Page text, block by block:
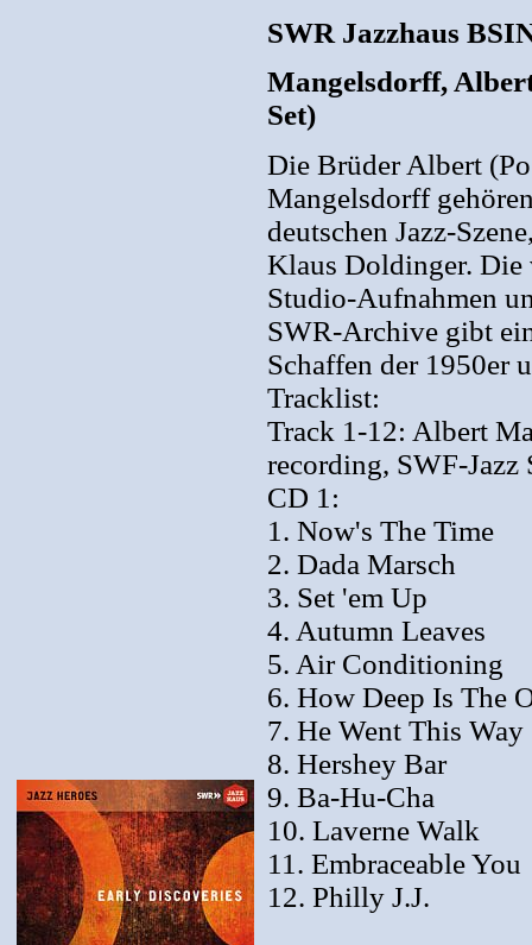
SWR Jazzhaus
Mangelsdorff,
Set)
Die Brüder Albert
Mangelsdorff
deutschen Jazz-
Klaus Doldinger. Die
Studio-Aufnahmen
SWR-Archive gibt
Schaffen der 1950er
Tracklist:
Track 1-12: Albert
recording, SWF-Jazz
CD 1:
1. Now's The Time
2. Dada Marsch
3. Set 'em Up
4. Autumn Leaves
5. Air Conditioning
6. How Deep Is The
7. He Went This Way
8. Hershey Bar
9. Ba-Hu-Cha
10. Laverne Walk
11. Embraceable You
12. Philly J.J.